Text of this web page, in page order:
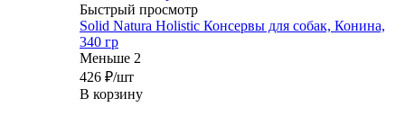
Быстрый просмотр
Solid Natura Holistic Консервы для собак, Конина,
340 гр
Меньше 2
426 ₽/шт
В корзину